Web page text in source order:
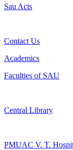
Sau Acts
Contact Us
Academics
Faculties of SAU
Central Library
PMUAC V. T.